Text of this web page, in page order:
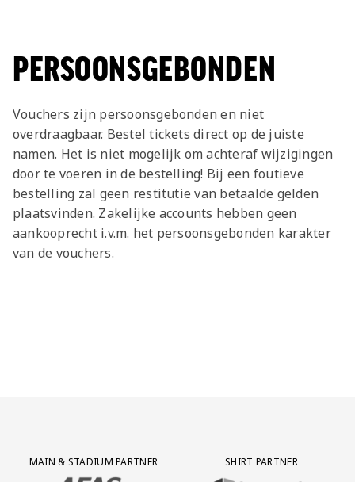
PERSOONSGEBONDEN
Vouchers zijn persoonsgebonden en niet
overdraagbaar. Bestel tickets direct op de juiste
namen. Het is niet mogelijk om achteraf wijzigingen
door te voeren in de bestelling! Bij een foutieve
bestelling zal geen restitutie van betaalde gelden
plaatsvinden. Zakelijke accounts hebben geen
aankooprecht i.v.m. het persoonsgebonden karakter
van de vouchers.
Partner Logos Grid
MAIN & STADIUM PARTNER
BEZOEK ONZE MAIN & STADIUM PARTNER AFAS SOFTWARE
SHIRT PARTNER
BEZOEK ONZE SHIRT PARTNER